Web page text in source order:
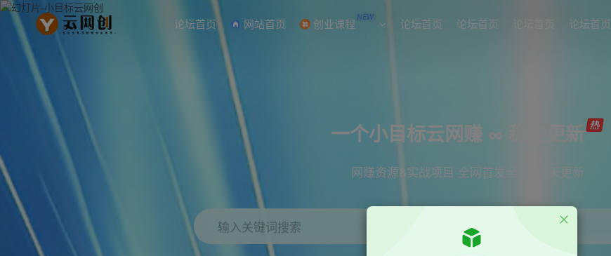
论坛首页 网站首页 创业课程 NEW 论坛首页 论坛首页 论坛首页
一个小目标云网赚 ∞ 稳定更新
网赚资源&实战项目 全网首发全年365天更新
输入关键词搜索